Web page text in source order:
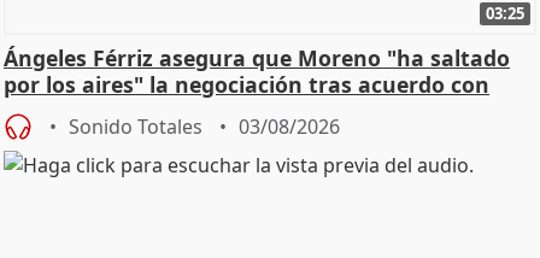
03:25
Ángeles Férriz asegura que Moreno "ha saltado
por los aires" la negociación tras acuerdo con
SMA
Sonido Totales 03/08/2026